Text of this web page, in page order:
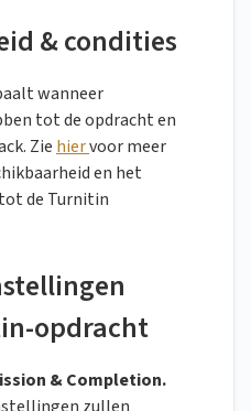
& condities
wanneer
tot de opdracht en
Zie hiervoor meer
en het
de Turnitin
opdracht
& Completion.